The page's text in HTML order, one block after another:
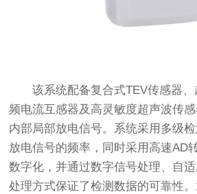
该系统配备复合式TEV传感器、
频电流互感器及高灵敏度超声波传
内部局部放电信号。系统采用多级
放电信号的频率，同时采用高速AD
数字化，并通过数字信号处理、自
处理方式保证了检测数据的可靠性